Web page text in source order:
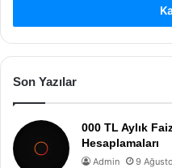
Son Yazılar
000 TL Aylık
Hesaplamaları
Admin 9